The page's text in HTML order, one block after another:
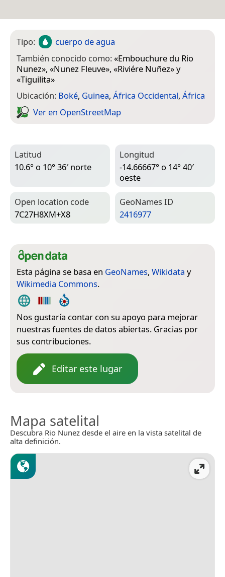
Tipo:
cuerpo de agua
También conocido como:«Embouchure du Rio
Nunez», «Nunez Fleuve», «Riviére Nuñez» y
«Tiguilita»
Ubicación: Boké, Guinea, África Occidental, África
Ver en Open­Street­Map
Latitud
10.6° o 10° 36′ norte
Longitud
-14.66667° o 14° 40′
oeste
Open location code
7C27H8XM+X8
Geo­Names ID
2416977
Esta página se basa en GeoNames, Wikidata y
Wikimedia Commons.
Nos gustaría contar con su apoyo para mejorar
nuestras fuentes de datos abiertas. Gracias por
sus contribuciones.
Editar este lugar
Mapa satelital
Descubra Rio Nunez desde el aire en la vista satelital de
alta definición.